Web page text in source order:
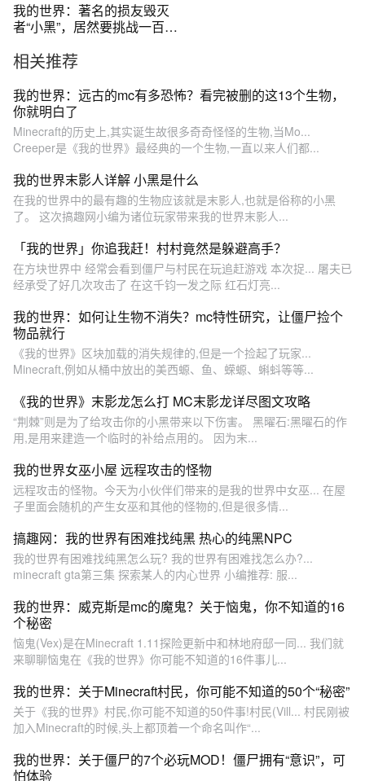
我的世界：著名的损友毁灭
者“小黑”，居然要挑战一百天
相关推荐
我的世界：远古的mc有多恐怖？看完被删的这13个生物，
你就明白了
Minecraft的历史上,其实诞生故很多奇奇怪怪的生物,当Mo...
Creeper是《我的世界》最经典的一个生物,一直以来人们都...
我的世界末影人详解 小黑是什么
在我的世界中的最有趣的生物应该就是末影人,也就是俗称的小黑
了。 这次搞趣网小编为诸位玩家带来我的世界末影人...
「我的世界」你追我赶！村村竟然是躲避高手？
在方块世界中 经常会看到僵尸与村民在玩追赶游戏 本次捉... 屠夫已
经承受了好几次攻击了 在这千钧一发之际 红石灯亮...
我的世界：如何让生物不消失？mc特性研究，让僵尸捡个
物品就行
《我的世界》区块加载的消失规律的,但是一个捡起了玩家...
Minecraft,例如从桶中放出的美西螈、鱼、蝾螈、蝌蚪等等...
《我的世界》末影龙怎么打 MC末影龙详尽图文攻略
“荆棘”则是为了给攻击你的小黑带来以下伤害。 黑曜石:黑曜石的作
用,是用来建造一个临时的补给点用的。 因为末...
我的世界女巫小屋 远程攻击的怪物
远程攻击的怪物。今天为小伙伴们带来的是我的世界中女巫... 在屋
子里面会随机的产生女巫和其他的怪物的,但是很多情...
搞趣网：我的世界有困难找纯黑 热心的纯黑NPC
我的世界有困难找纯黑怎么玩? 我的世界有困难找怎么办?...
minecraft gta第三集 探索某人的内心世界 小编推荐: 服...
我的世界：威克斯是mc的魔鬼？关于恼鬼，你不知道的16
个秘密
恼鬼(Vex)是在Minecraft 1.11探险更新中和林地府邸一同... 我们就
来聊聊恼鬼在《我的世界》你可能不知道的16件事儿...
我的世界：关于Minecraft村民，你可能不知道的50个“秘密”
关于《我的世界》村民,你可能不知道的50件事!村民(Vill... 村民刚被
加入Minecraft的时候,头上都顶着一个命名叫作“...
我的世界：关于僵尸的7个必玩MOD！僵尸拥有“意识”，可
怕体验